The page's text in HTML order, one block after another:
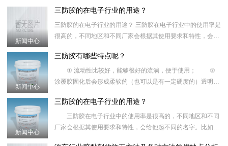
新闻中心
三防胶的在电子行业的用途？
三防胶的在电子行业的用途？ 三防胶在电子行业中的使用率是
很高的，不同地区和不同厂家会根据其使用要求和特性，会给
新闻中心
三防胶有哪些特点呢？
① 流动性比较好，能够很好的流淌，便于使用； ②
涂覆胶固化后会形成柔软的（也可以是有一定硬度的）透明的
③优越的耐
新闻中心
三防胶的在电子行业的用途？
三防胶在电子行业中的使用率是很高的，不同地区和不同
厂家会根据其使用要求和特性，会给他起不同的名字。比如：